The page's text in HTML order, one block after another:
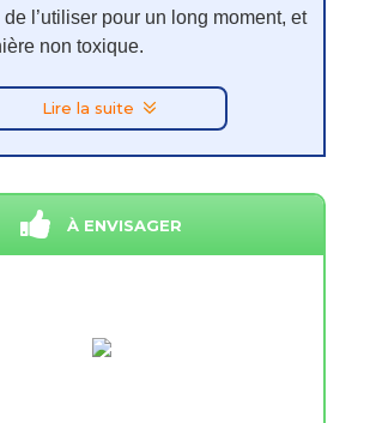
l’utiliser pour un long moment, et
non toxique.
Lire la suite
À ENVISAGER